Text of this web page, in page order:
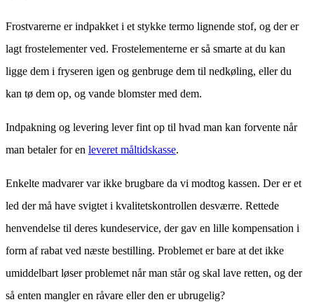
Frostvarerne er indpakket i et stykke termo lignende stof, og der er
lagt frostelementer ved. Frostelementerne er så smarte at du kan
ligge dem i fryseren igen og genbruge dem til nedkøling, eller du
kan tø dem op, og vande blomster med dem.
Indpakning og levering lever fint op til hvad man kan forvente når
man betaler for en leveret måltidskasse.
Enkelte madvarer var ikke brugbare da vi modtog kassen. Der er et
led der må have svigtet i kvalitetskontrollen desværre. Rettede
henvendelse til deres kundeservice, der gav en lille kompensation i
form af rabat ved næste bestilling. Problemet er bare at det ikke
umiddelbart løser problemet når man står og skal lave retten, og der
så enten mangler en råvare eller den er ubrugelig?